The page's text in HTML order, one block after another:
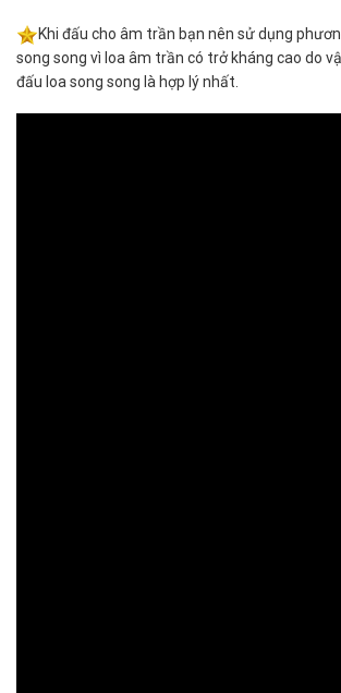
Khi đấu cho âm trần bạn nên sử dụng
song song vì loa âm trần có trở kháng cao do
đấu loa song song là hợp lý nhất.